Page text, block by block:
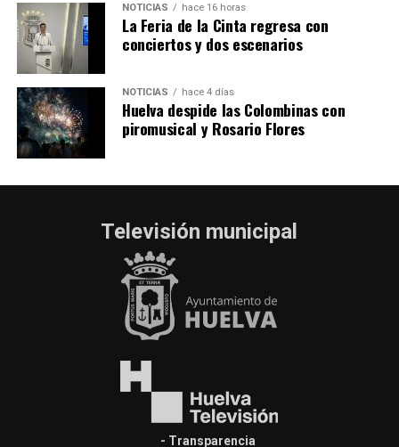
NOTICIAS hace 16 horas
La Feria de la Cinta regresa con
conciertos y dos escenarios
NOTICIAS hace 4 días
Huelva despide las Colombinas con
piromusical y Rosario Flores
Televisión municipal
- Transparencia